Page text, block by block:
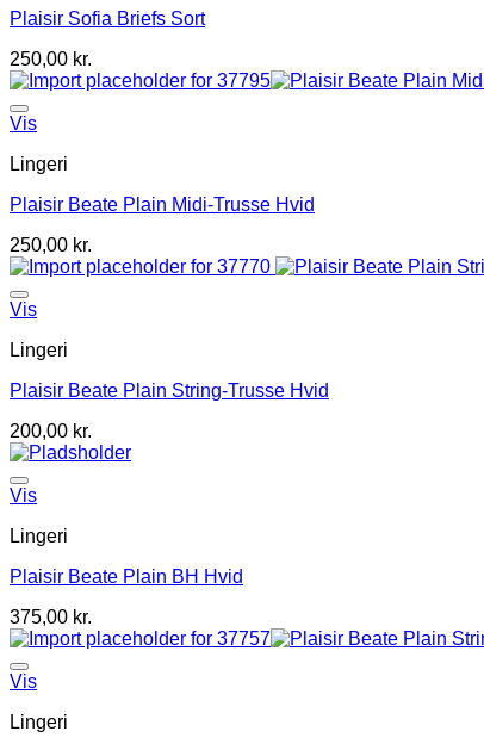
Plaisir Sofia Briefs Sort
250,00 kr.
Vis
Lingeri
Plaisir Beate Plain Midi-Trusse Hvid
250,00 kr.
Vis
Lingeri
Plaisir Beate Plain String-Trusse Hvid
200,00 kr.
Vis
Lingeri
Plaisir Beate Plain BH Hvid
375,00 kr.
Vis
Lingeri